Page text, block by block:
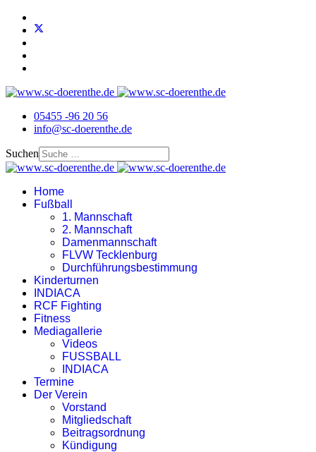
05455 -96 20 56
info@sc-doerenthe.de
Suchen
Home
Fußball
1. Mannschaft
2. Mannschaft
Damenmannschaft
FLVW Tecklenburg
Durchführungsbestimmung
Kinderturnen
INDIACA
RCF Fighting
Fitness
Mediagallerie
Videos
FUSSBALL
INDIACA
Termine
Der Verein
Vorstand
Mitgliedschaft
Beitragsordnung
Kündigung